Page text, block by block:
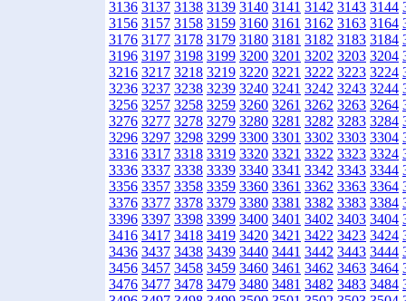
3136 3137 3138 3139 3140 3141 3142 3143 3144
3156 3157 3158 3159 3160 3161 3162 3163 3164
3176 3177 3178 3179 3180 3181 3182 3183 3184
3196 3197 3198 3199 3200 3201 3202 3203 3204
3216 3217 3218 3219 3220 3221 3222 3223 3224
3236 3237 3238 3239 3240 3241 3242 3243 3244
3256 3257 3258 3259 3260 3261 3262 3263 3264
3276 3277 3278 3279 3280 3281 3282 3283 3284
3296 3297 3298 3299 3300 3301 3302 3303 3304
3316 3317 3318 3319 3320 3321 3322 3323 3324
3336 3337 3338 3339 3340 3341 3342 3343 3344
3356 3357 3358 3359 3360 3361 3362 3363 3364
3376 3377 3378 3379 3380 3381 3382 3383 3384
3396 3397 3398 3399 3400 3401 3402 3403 3404
3416 3417 3418 3419 3420 3421 3422 3423 3424
3436 3437 3438 3439 3440 3441 3442 3443 3444
3456 3457 3458 3459 3460 3461 3462 3463 3464
3476 3477 3478 3479 3480 3481 3482 3483 3484